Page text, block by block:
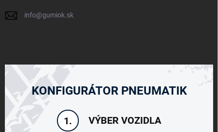
info@gumiok.sk
KONFIGURÁTOR PNEUMATIK
1. VÝBER VOZIDLA